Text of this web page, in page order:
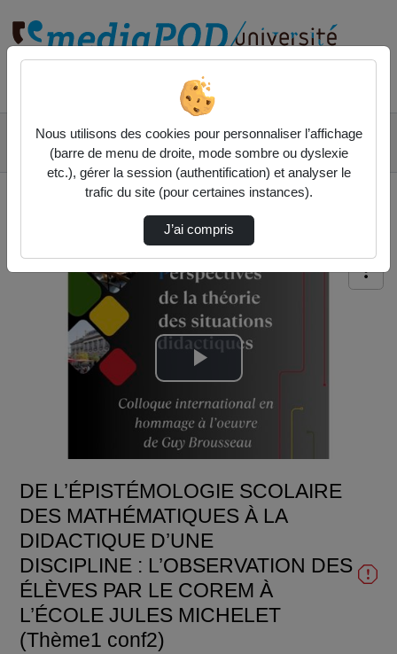
DE L’ÉPISTÉMOLOGIE SCOLAIRE DES
MATHÉMATIQUE…
Lire
la
vidéo
DE L’ÉPISTÉMOLOGIE SCOLAIRE
DES MATHÉMATIQUES À LA
DIDACTIQUE D’UNE
DISCIPLINE : L’OBSERVATION DES
ÉLÈVES PAR LE COREM À
L’ÉCOLE JULES MICHELET
(Thème1 conf2)
Nous utilisons des cookies pour personnaliser l’affichage
(barre de menu de droite, mode sombre ou dyslexie
etc.), gérer la session (authentification) et analyser le
trafic du site (pour certaines instances).
J’ai compris